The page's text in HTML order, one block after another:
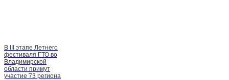
В III этапе Летнего
фестиваля ГТО во
Владимирской
области примут
участие 73 региона